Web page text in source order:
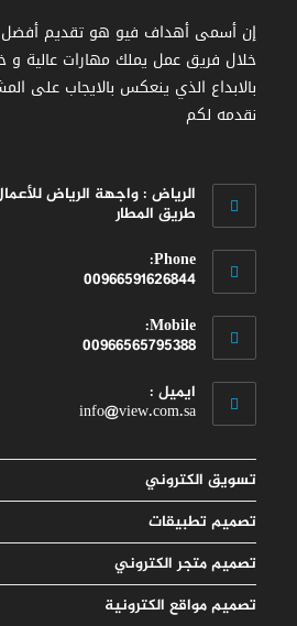
إن أسمى أهداف فيو هو تقديم أفضل
خلال فريق عمل يملك مهارات عالية و
بالابداع الذي ينعكس بالايجاب على
نقدمه لكم
الرياض : واجهة الرياض
طريق المطار
Phone:
00966591626844
in
your
application
Mobile:
00966565795388
in
your
ايميل :
info@view.com.sa
Opens
تسويق الكتروني
تصميم تطبيقات
تصميم متجر الكتروني
تصميم مواقع الكترونية